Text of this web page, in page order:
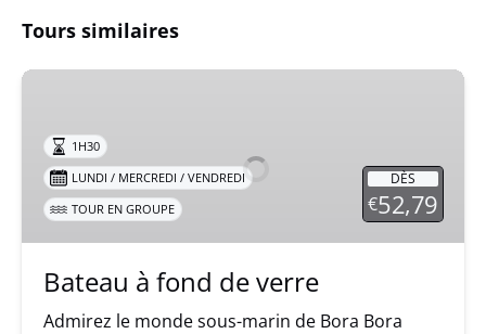
Tours similaires
Bateau
fond
verre
DÈS
€52,79
1H30
LUNDI / MERCREDI / VENDREDI
TOUR EN GROUPE
Bateau à fond de verre
Admirez le monde sous-marin de Bora Bora